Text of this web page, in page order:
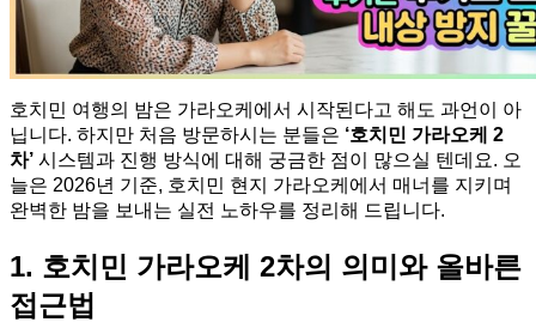
호치민 여행의 밤은 가라오케에서 시작된다고 해도 과언이 아
닙니다. 하지만 처음 방문하시는 분들은 ‘호치민 가라오케 2
차’ 시스템과 진행 방식에 대해 궁금한 점이 많으실 텐데요. 오
늘은 2026년 기준, 호치민 현지 가라오케에서 매너를 지키며
완벽한 밤을 보내는 실전 노하우를 정리해 드립니다.
1. 호치민 가라오케 2차의 의미와 올바른
접근법